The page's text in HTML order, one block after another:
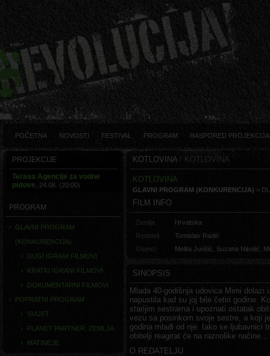
POČETNA NOVOSTI FESTIVAL PROGRAM RASPORED PROJEKCIJA
PROJEKCIJE
Terasa Agencije za vodne
putove , 24.08. (20:00)
PROGRAM
GLAVNI PROGRAM
(KONKURENCIJA)
DUGI IGRANI FILMOVI
KRATKI IGRANI FILMOVI
DOKUMENTARNI FILMOVI
POPRATNI PROGRAM
SVIJET
PLANET PARTNER: ZEMLJA
MATINEJE
KOTLOVINA / KOTLOVINA
KOTLOVINA
GLAVNI PROGRAM (KONKURENCIJA) >
FILM INFO
Zemlja
Hrvatska
Redatelj
Tomislav Radić
Glumci
Melita Jurišić, Suzana Nikolić,
SINOPSIS
Mlada 40-godišnja udovica Mimi
napustila kad su joj bile četiri godine.
starijim sestrama i upoznati ostatak
vezu sa posinkom svoje sestre, a koji
godina mlađi od nje. Iako se ljubavnici
obitelji reagirat će na raznolike načine...
O REDATELJU